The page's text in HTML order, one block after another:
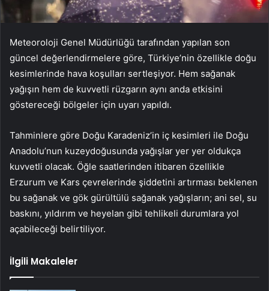
Meteoroloji Genel Müdürlüğü tarafından yapılan son
güncel değerlendirmelere göre, Türkiye’nin özellikle doğu
kesimlerinde hava koşulları sertleşiyor. Hem sağanak
yağışın hem de kuvvetli rüzgarın aynı anda etkisini
göstereceği bölgeler için uyarı yapıldı.
Tahminlere göre Doğu Karadeniz’in iç kesimleri ile Doğu
Anadolu’nun kuzeydoğusunda yağışlar yer yer oldukça
kuvvetli olacak. Öğle saatlerinden itibaren özellikle
Erzurum ve Kars çevrelerinde şiddetini artırması beklenen
bu sağanak ve gök gürültülü sağanak yağışların; ani sel, su
baskını, yıldırım ve heyelan gibi tehlikeli durumlara yol
açabileceği belirtiliyor.
İlgili Makaleler